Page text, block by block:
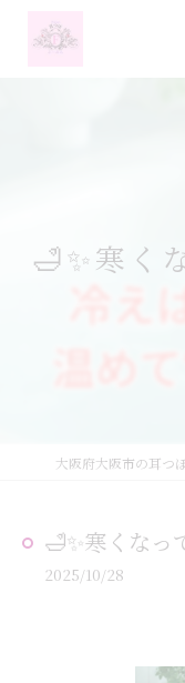
🛁✨寒く
🛁✨寒くな
2025/10/28